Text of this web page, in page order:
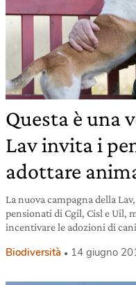
Questa è una
Lav invita i
adottare
La nuova campagna della
pensionati di Cgil, Cisl e Uil,
incentivare le adozioni di
Biodiversità 14 giugno